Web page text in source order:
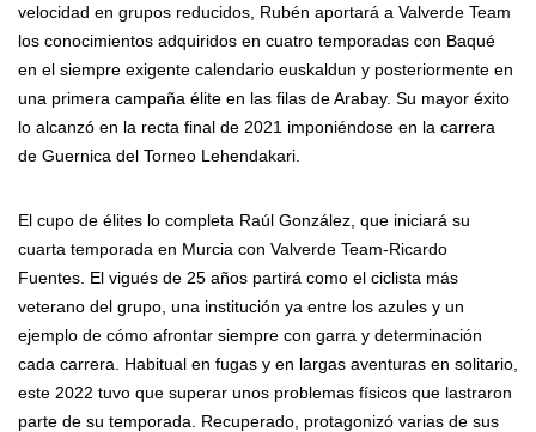
velocidad en grupos reducidos, Rubén aportará a Valverde Team
los conocimientos adquiridos en cuatro temporadas con Baqué
en el siempre exigente calendario euskaldun y posteriormente en
una primera campaña élite en las filas de Arabay. Su mayor éxito
lo alcanzó en la recta final de 2021 imponiéndose en la carrera
de Guernica del Torneo Lehendakari.
El cupo de élites lo completa Raúl González, que iniciará su
cuarta temporada en Murcia con Valverde Team-Ricardo
Fuentes. El vigués de 25 años partirá como el ciclista más
veterano del grupo, una institución ya entre los azules y un
ejemplo de cómo afrontar siempre con garra y determinación
cada carrera. Habitual en fugas y en largas aventuras en solitario,
este 2022 tuvo que superar unos problemas físicos que lastraron
parte de su temporada. Recuperado, protagonizó varias de sus